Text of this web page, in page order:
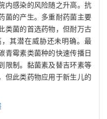
内感染的风险随之升高。抗
菌的产生。多重耐药菌主要
类菌的首选药物，但耐万古
其潜在威胁还未明确。最
青霉素类菌种的快速传播日
限制。黏菌素及替吉环素等
但此类药物应用于新生儿的